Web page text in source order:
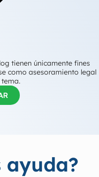
tienen únicamente fines
como asesoramiento legal
ayuda?